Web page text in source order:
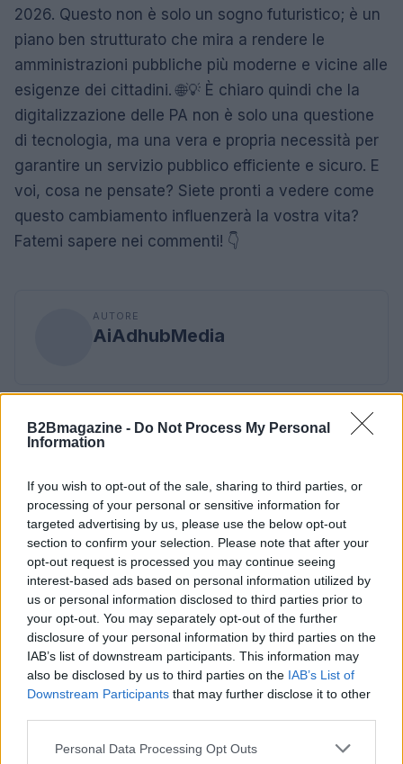
B2Bmagazine - Do Not Process My Personal
Information
If you wish to opt-out of the sale, sharing to third parties, or
processing of your personal or sensitive information for
targeted advertising by us, please use the below opt-out
section to confirm your selection. Please note that after your
opt-out request is processed you may continue seeing
interest-based ads based on personal information utilized by
us or personal information disclosed to third parties prior to
your opt-out. You may separately opt-out of the further
disclosure of your personal information by third parties on the
IAB’s list of downstream participants. This information may
also be disclosed by us to third parties on the IAB’s List of
Downstream Participants that may further disclose it to other
Please note that this website/app uses one or more Google
Personal Data Processing Opt Outs
2026. Questo non è solo un sogno futuristico; è un
piano ben strutturato che mira a rendere le
amministrazioni pubbliche più moderne e vicine alle
esigenze dei cittadini. 🌐💡 È chiaro quindi che la
digitalizzazione delle PA non è solo una questione
di tecnologia, ma una vera e propria necessità per
garantire un servizio pubblico efficiente e sicuro. E
voi, cosa ne pensate? Siete pronti a vedere come
questo cambiamento influenzerà la vostra vita?
Fatemi sapere nei commenti! 👇
AUTORE
AiAdhubMedia